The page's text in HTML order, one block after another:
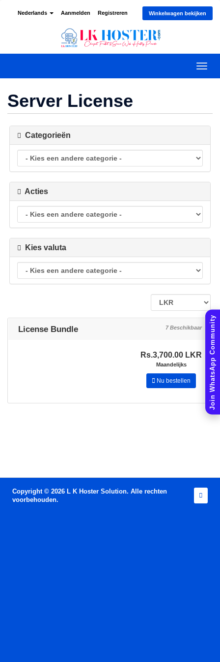
Nederlands Aanmelden Registreren Winkelwagen bekijken
in-/
Server License
Categorieën
Acties
Kies valuta
License Bundle 7 Beschikbaar
Rs.3,700.00 LKR
Maandelijks
Nu bestellen
Copyright © 2026 L K Hoster Solution. Alle rechten
voorbehouden.
Join WhatsApp Community